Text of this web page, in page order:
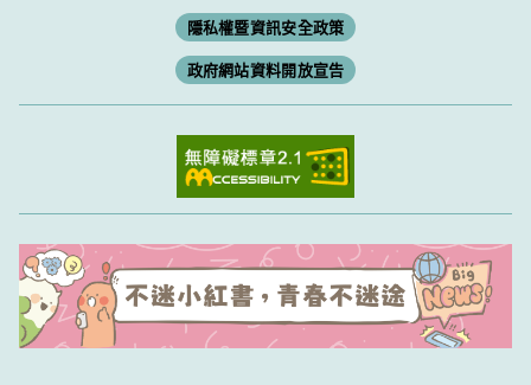
隱私權暨資訊安全政策
政府網站資料開放宣告